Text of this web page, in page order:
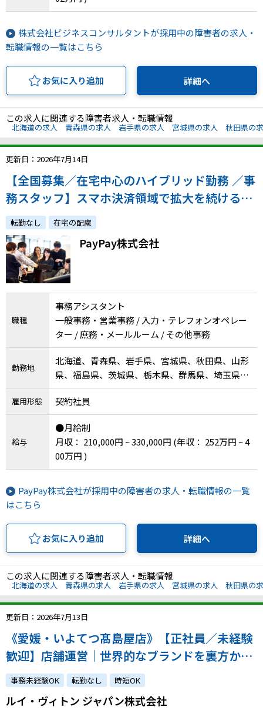
大分県、宮崎県、鹿児島県、沖縄県
株式会社ビジネスコンサルタントが採用中の障害者の求人・
転職情報の一覧はこちら
お気に入り追加 詳細へ
この求人に関連する障害者求人・転職情報
北海道の求人 青森県の求人 岩手県の求人 宮城県の求人 秋田県の
更新日：2026年7月14日
【全国募集／在宅中心のハイブリッド勤務 ／事
務スタッフ】スマホ決済領域で拡大を続ける同
社でこれまでの経験を踏まえた2～3年後のキャ
リアを一緒に考えませんか？
転勤なし 在宅の配慮
PayPay株式会社
職種
事務アシスタント
一般事務・営業事務 / 入力・テレフォンオペレー
ター / 庶務・メールルーム / その他事務
勤務地
北海道、青森県、岩手県、宮城県、秋田県、山形
県、福島県、茨城県、栃木県、群馬県、埼玉県、
千葉県、東京都、神奈川県、新潟県、富山県、石
川県、福井県、山梨県、長野県、岐阜県、静岡
県、愛知県、三重県、滋賀県、京都府、大阪府、
兵庫県、奈良県、和歌山県、鳥取県、島根県、岡
山県、広島県、山口県、徳島県、香川県、愛媛
県、高知県、福岡県、佐賀県、長崎県、熊本県、
大分県、宮崎県、鹿児島県、沖縄県
雇用形態 契約社員
給与
●月給制
月収： 210,000円 ~ 330,000円 (年収： 252万円 ~ 4
00万円 )
PayPay株式会社が採用中の障害者の求人・転職情報の一覧
はこちら
お気に入り追加 詳細へ
この求人に関連する障害者求人・転職情報
北海道の求人 青森県の求人 岩手県の求人 宮城県の求人 秋田県の
更新日：2026年7月13日
《愛媛・いよてつ髙島屋店》【正社員／未経験
歓迎】店舗運営｜世界的なブランドを裏方から
支えるお仕事｜あなたのホスピタリティを活か
して顧客から信頼される店舗に！
事務未経験OK 転勤なし 時短OK
ルイ・ヴィトン ジャパン株式会社